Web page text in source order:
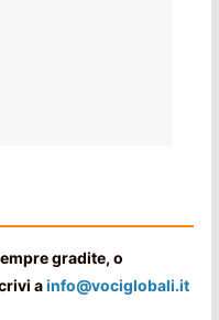
gradite, o
ainfo@vociglobali.it